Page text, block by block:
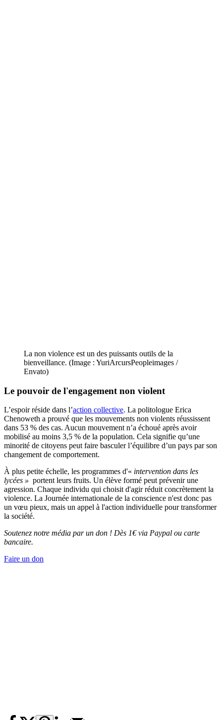
La non violence est un des puissants outils de la
bienveillance. (Image : YuriArcursPeopleimages /
Envato)
Le pouvoir de l'engagement non violent
L’espoir réside dans l’action collective. La politologue Erica
Chenoweth a prouvé que les mouvements non violents réussissent
dans 53 % des cas. Aucun mouvement n’a échoué après avoir
mobilisé au moins 3,5 % de la population. Cela signifie qu’une
minorité de citoyens peut faire basculer l’équilibre d’un pays par son
changement de comportement.
À plus petite échelle, les programmes d'« intervention dans les
lycées » portent leurs fruits. Un élève formé peut prévenir une
agression. Chaque individu qui choisit d'agir réduit concrètement la
violence. La Journée internationale de la conscience n'est donc pas
un vœu pieux, mais un appel à l'action individuelle pour transformer
la société.
Soutenez notre média par un don ! Dès 1€ via Paypal ou carte
bancaire.
Faire un don